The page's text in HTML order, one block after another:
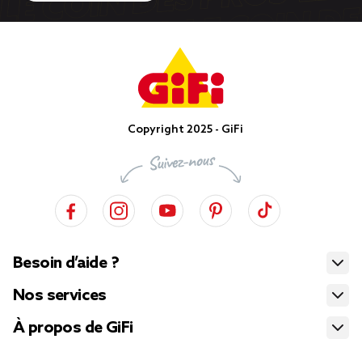
Copyright 2025 - GiFi
Besoin d’aide ?
Nos services
À propos de GiFi